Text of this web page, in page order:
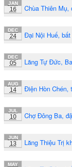
JAN
16 Chùa Thiên Mụ,
DEC
24 Đại Nội Huế, bất
DEC
05 Lăng Tự Đức,
AUG
14 Điện Hòn Chén,
JUL
10 Chợ Đông Ba,
JUN
13 Lăng Thiệu Trị
MAY